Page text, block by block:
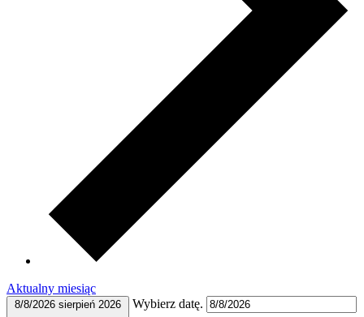
Aktualny miesiąc
8/8/2026 sierpień 2026 Wybierz datę.